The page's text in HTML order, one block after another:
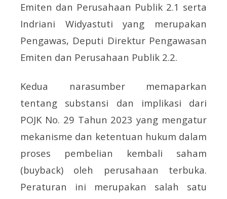
Emiten dan Perusahaan Publik 2.1 serta
Indriani Widyastuti yang merupakan
Pengawas, Deputi Direktur Pengawasan
Emiten dan Perusahaan Publik 2.2.
Kedua narasumber memaparkan
tentang substansi dan implikasi dari
POJK No. 29 Tahun 2023 yang mengatur
mekanisme dan ketentuan hukum dalam
proses pembelian kembali saham
(buyback) oleh perusahaan terbuka.
Peraturan ini merupakan salah satu